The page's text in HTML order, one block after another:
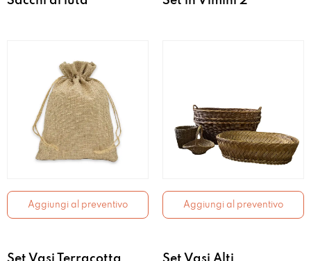
Aggiungi al preventivo Aggiungi al preventivo